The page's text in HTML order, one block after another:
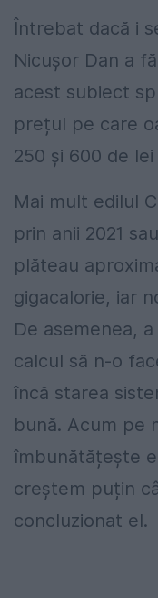
Întrebat dacă i
Nicușor Dan a
acest subiect
prețul pe care
250 și 600 de lei
Mai mult edilul
prin anii 2021
plăteau
gigacalorie, iar
De asemenea,
calcul să n-o
încă starea
bună. Acum pe
îmbunătățește
creștem puțin
concluzionat el.